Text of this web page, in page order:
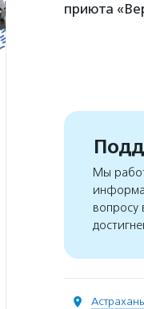
приюта
Мы
вопросу
Астрахань